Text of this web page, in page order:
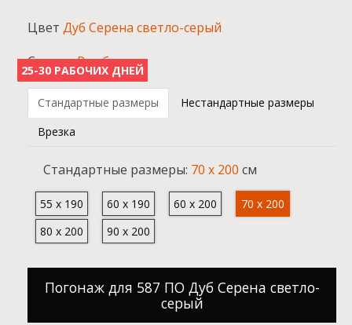
25-30 РАБОЧИХ ДНЕЙ
Цвет Дуб Серена светло-серый
Стекло:Ромб
Стандартные размеры
Нестандартные размеры
Врезка
Cтандартные размеры: 70 x 200 см
55 x 190 60 x 190 60 x 200
70 x 200
80 x 200
90 x 200
Погонаж для 587 ПО Дуб Серена светло-
серый